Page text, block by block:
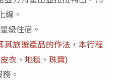
線。
星級住宿。
其旅遊產品的作法，本行程
皮衣、地毯、珠寶)
。